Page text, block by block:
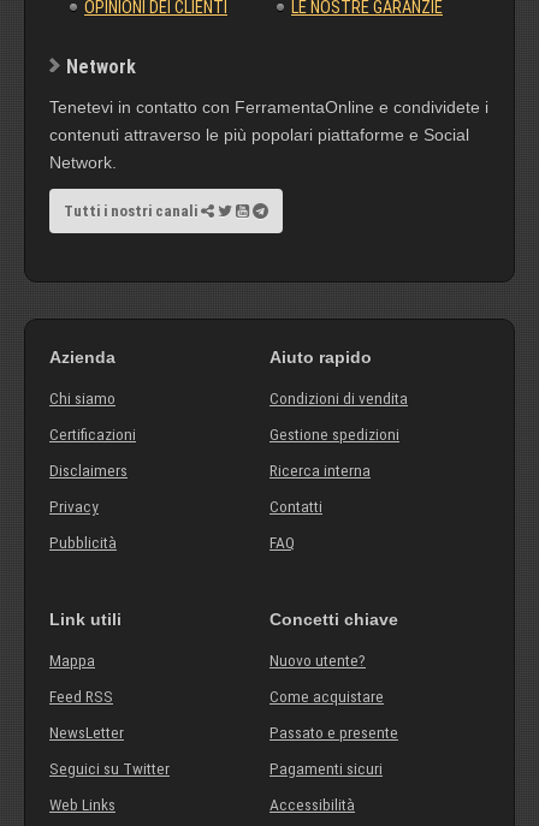
OPINIONI DEI CLIENTI LE NOSTRE GARANZIE
Network
Tenetevi in contatto con FerramentaOnline e condividete i
contenuti attraverso le più popolari piattaforme e Social
Network.
Tutti i nostri canali
Azienda
Chi siamo
Certificazioni
Disclaimers
Privacy
Pubblicità
Aiuto rapido
Condizioni di vendita
Gestione spedizioni
Ricerca interna
Contatti
FAQ
Link utili
Mappa
Feed RSS
NewsLetter
Seguici su Twitter
Web Links
Concetti chiave
Nuovo utente?
Come acquistare
Passato e presente
Pagamenti sicuri
Accessibilità